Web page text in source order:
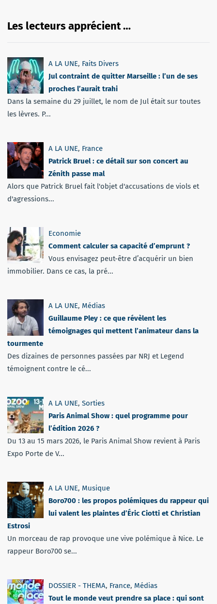
Les lecteurs apprécient …
A LA UNE, Faits Divers
Jul contraint de quitter Marseille : l’un de ses
proches l’aurait trahi
Dans la semaine du 29 juillet, le nom de Jul était sur toutes
les lèvres. P...
A LA UNE, France
Patrick Bruel : ce détail sur son concert au
Zénith passe mal
Alors que Patrick Bruel fait l'objet d'accusations de viols et
d'agressions...
Economie
Comment calculer sa capacité d’emprunt ?
Vous envisagez peut-être d’acquérir un bien
immobilier. Dans ce cas, la pré...
A LA UNE, Médias
Guillaume Pley : ce que révèlent les
témoignages qui mettent l’animateur dans la
tourmente
Des dizaines de personnes passées par NRJ et Legend
témoignent contre le cé...
A LA UNE, Sorties
Paris Animal Show : quel programme pour
l’édition 2026 ?
Du 13 au 15 mars 2026, le Paris Animal Show revient à Paris
Expo Porte de V...
A LA UNE, Musique
Boro700 : les propos polémiques du rappeur qui
lui valent les plaintes d’Éric Ciotti et Christian
Estrosi
Un morceau de rap provoque une vive polémique à Nice. Le
rappeur Boro700 se...
DOSSIER - THEMA, France, Médias
Tout le monde veut prendre sa place : qui sont